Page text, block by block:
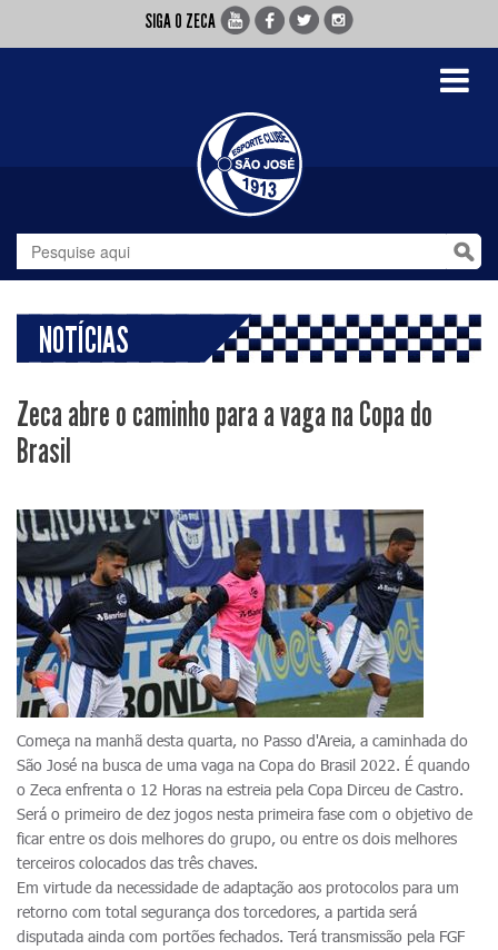
SIGA O ZECA
Toggle
NOTÍCIAS
Zeca abre o caminho para a vaga na Copa do
Brasil
Começa na manhã desta quarta, no Passo d'Areia, a caminhada do
São José na busca de uma vaga na Copa do Brasil 2022. É quando
o Zeca enfrenta o 12 Horas na estreia pela Copa Dirceu de Castro.
Será o primeiro de dez jogos nesta primeira fase com o objetivo de
ficar entre os dois melhores do grupo, ou entre os dois melhores
terceiros colocados das três chaves.
Em virtude da necessidade de adaptação aos protocolos para um
retorno com total segurança dos torcedores, a partida será
disputada ainda com portões fechados. Terá transmissão pela FGF